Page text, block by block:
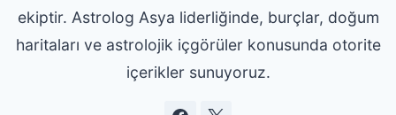
ekiptir. Astrolog Asya liderliğinde, burçlar, doğum
haritaları ve astrolojik içgörüler konusunda otorite
içerikler sunuyoruz.